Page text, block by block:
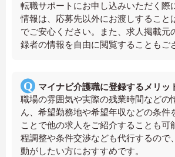
転職サポートにお申し込みいただく際
情報は、応募先以外にお渡しすること
でご安心ください。また、求人掲載元
録者の情報を自由に閲覧することもご
マイナビ介護職に登録するメリッ
職場の雰囲気や実際の残業時間などの
ん、希望勤務地や希望年収などの条件
ことで他の求人をご紹介することも可
程調整や条件交渉なども代行するので
動がしたい方におすすめです。